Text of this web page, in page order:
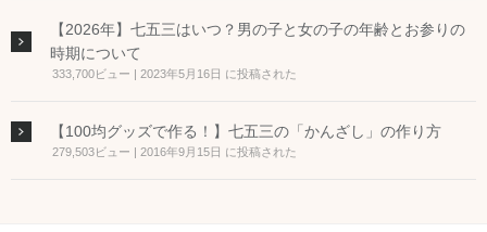
【2026年】七五三はいつ？男の子と女の子の年齢とお参りの
時期について
333,700ビュー | 2023年5月16日 に投稿された
【100均グッズで作る！】七五三の「かんざし」の作り方
279,503ビュー | 2016年9月15日 に投稿された